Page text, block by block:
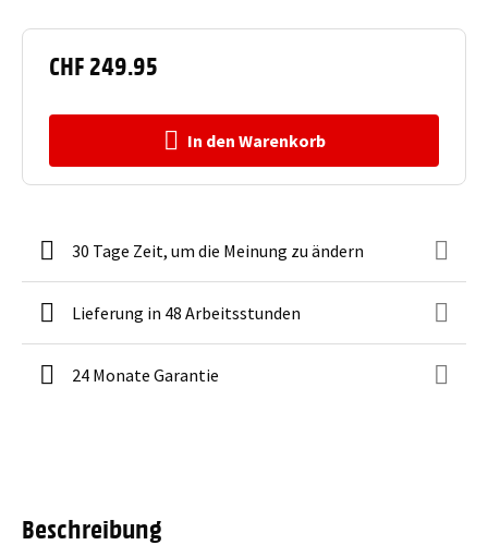
CHF 249.95
In den Warenkorb
30 Tage Zeit, um die Meinung zu ändern
Lieferung in 48 Arbeitsstunden
24 Monate Garantie
Beschreibung